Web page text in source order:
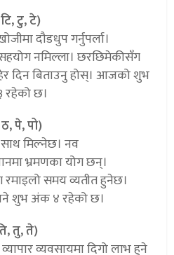
टु, टे)
दौडधुप गर्नुपर्ला।
नमिल्ला। छरछिमेकीसँग
दिन बिताउनु होस्। आजको शुभ
रहेको छ।
पे, पो)
साथ मिल्नेछ। नव
भ्रमणका योग छन्।
समय व्यतीत हुनेछ।
शुभ अंक ४ रहेको छ।
तु, ते)
व्यापार व्यवसायमा दिगो लाभ हुने